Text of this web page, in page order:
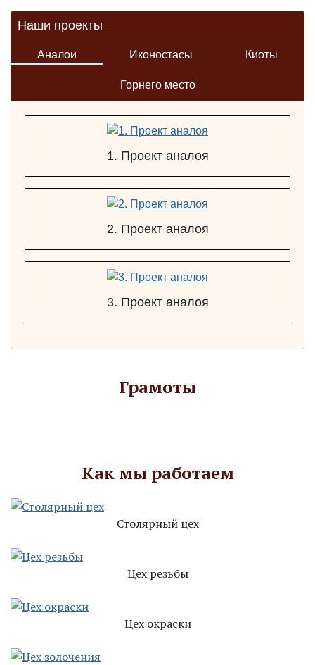
Наши проекты
Аналои
1. Проект аналоя
2. Проект аналоя
3. Проект аналоя
Иконостасы Киоты
Горнего место
Грамоты
Как мы работаем
Столярный цех
Цех резьбы
Цех окраски